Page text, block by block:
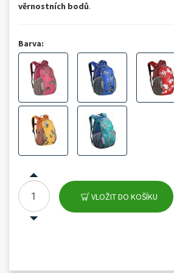
věrnostních bodů.
Barva:
VLOŽIT DO KOŠÍKU